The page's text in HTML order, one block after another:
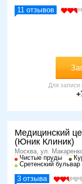
11 отзывов
Для записи
Медицинский
(Юник Клиник)
Москва, ул.
Чистые пруды
Сретенский бульвар
3 отзыва